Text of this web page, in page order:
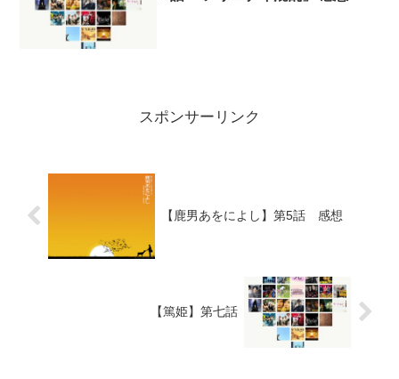
スポンサーリンク
【鹿男あをによし】第5話 感想
【篤姫】第七話